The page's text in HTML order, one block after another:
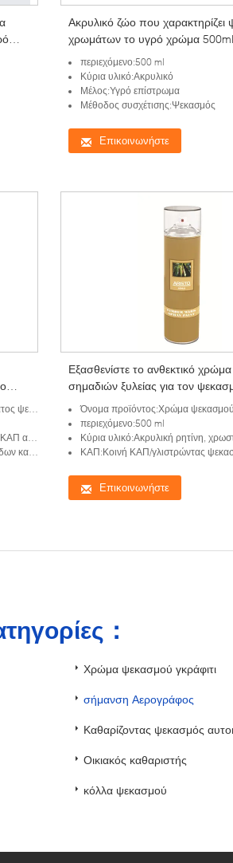
Ακρυλικό ζώο που χαρακτηρίζει
χρωμάτων το υγρό χρώμα 500ml
επιστρώματος κόκκινο
περιεχόμενο:500 ml
Κύρια υλικό:Ακρυλικό
Μέλος:Υγρό επίστρωμα
Μέθοδος συσχέτισης:Ψεκασμός
Επικοινωνήστε
Εξασθενίστε το ανθεκτικό
σημαδιών ξυλείας για τον
αερολύματος δεικτών ξύλου/
κούτσουρων
Όνομα προϊόντος:Χρώμα ψεκασμού
περιεχόμενο:500 ml
Κύρια υλικό:Ακρυλική ρητίνη,
ΚΑΠ:Κοινή ΚΑΠ/γλιστρώντας ψεκασμός
Επικοινωνήστε
：
Χρώμα ψεκασμού γκράφιτι
σήμανση Αερογράφος
Καθαρίζοντας ψεκασμός
Οικιακός καθαριστής
κόλλα ψεκασμού